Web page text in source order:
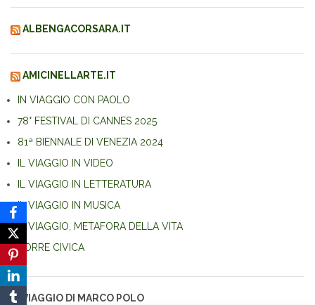
ALBENGACORSARA.IT
AMICINELLARTE.IT
IN VIAGGIO CON PAOLO
78° FESTIVAL DI CANNES 2025
81ª BIENNALE DI VENEZIA 2024
IL VIAGGIO IN VIDEO
IL VIAGGIO IN LETTERATURA
IL VIAGGIO IN MUSICA
IL VIAGGIO, METAFORA DELLA VITA
TORRE CIVICA
IL VIAGGIO DI MARCO POLO